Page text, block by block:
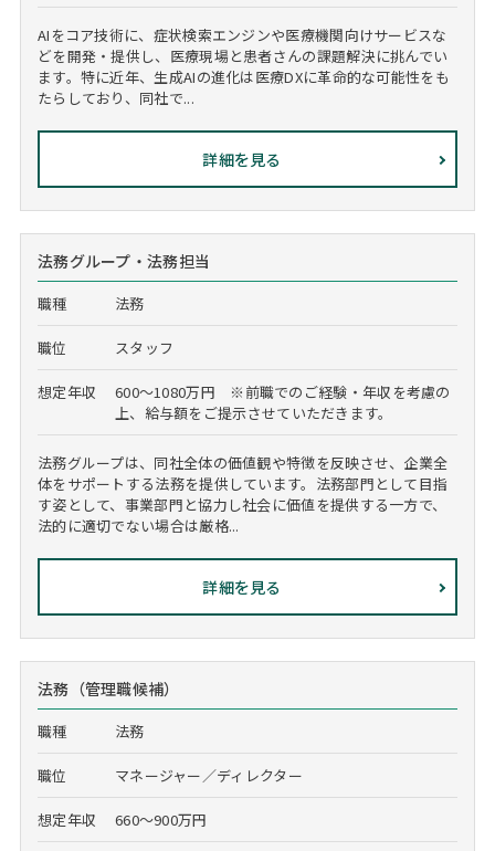
AIをコア技術に、症状検索エンジンや医療機関向けサービスな
どを開発・提供し、医療現場と患者さんの課題解決に挑んでい
ます。特に近年、生成AIの進化は医療DXに革命的な可能性をも
たらしており、同社で...
詳細を見る
法務グループ・法務担当
職種 法務
職位 スタッフ
想定年収
600～1080万円 ※前職でのご経験・年収を考慮の
上、給与額をご提示させていただきます。
法務グループは、同社全体の価値観や特徴を反映させ、企業全
体をサポートする法務を提供しています。法務部門として目指
す姿として、事業部門と協力し社会に価値を提供する一方で、
法的に適切でない場合は厳格...
詳細を見る
法務（管理職候補）
職種 法務
職位 マネージャー／ディレクター
想定年収 660～900万円